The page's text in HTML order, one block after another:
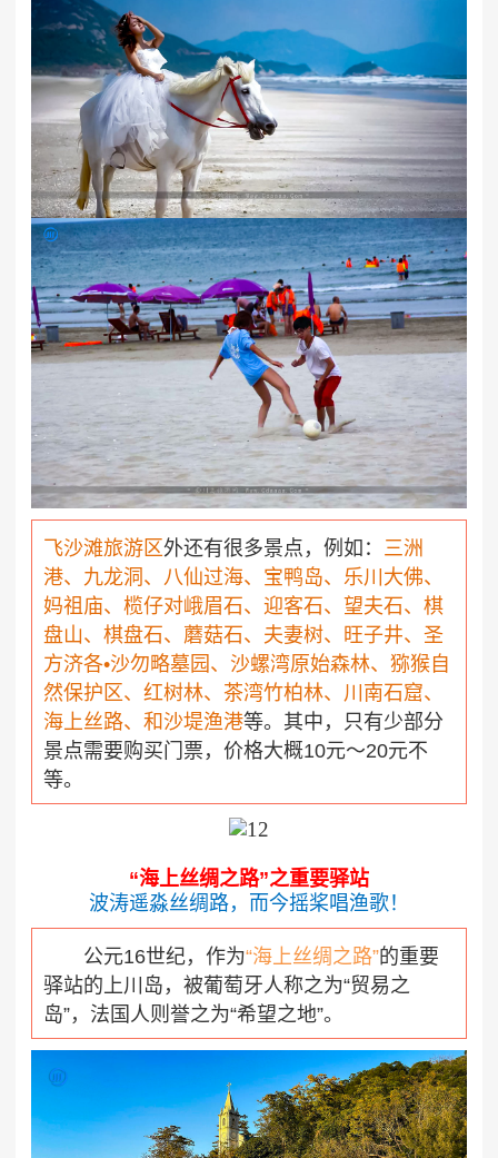
飞沙滩旅游区外还有很多景点，例如 ： 三洲
港、 九龙洞 、 八仙过海、 宝鸭岛、 乐川大佛、
妈祖庙、 榄仔对峨眉石、 迎客石、 望夫石、 棋
盘山、棋盘石、蘑菇石、夫妻树、旺子井、 圣
方济各•沙勿略墓园 、沙螺湾原始森林、 猕猴自
然保护区、 红树林、 茶湾竹柏林、川南石窟、
海上丝路、和 沙堤渔港等。其中，只有少部分
景点需要购买门票，价格大概10元～20元不
等。
“海上丝绸之路”之重要驿站
波涛遥淼丝绸路，而今摇桨唱渔歌！
公元16世纪，作为“海上丝绸之路”的重要
驿站的上川岛，被葡萄牙人称之为“贸易之
岛”，法国人则誉之为“希望之地”。